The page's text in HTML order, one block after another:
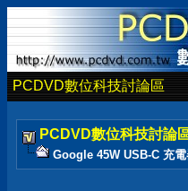
PCDVD數位科技討論區
PCDVD數位科技討論
Google 45W USB-C 充